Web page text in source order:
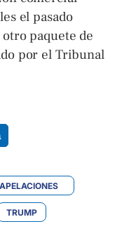
el pasado
paquete de
por el Tribunal
TRUMP